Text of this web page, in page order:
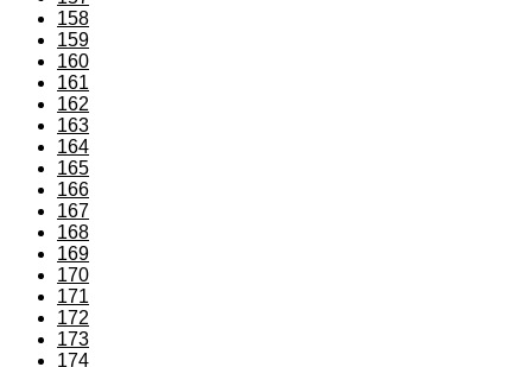
158
159
160
161
162
163
164
165
166
167
168
169
170
171
172
173
174